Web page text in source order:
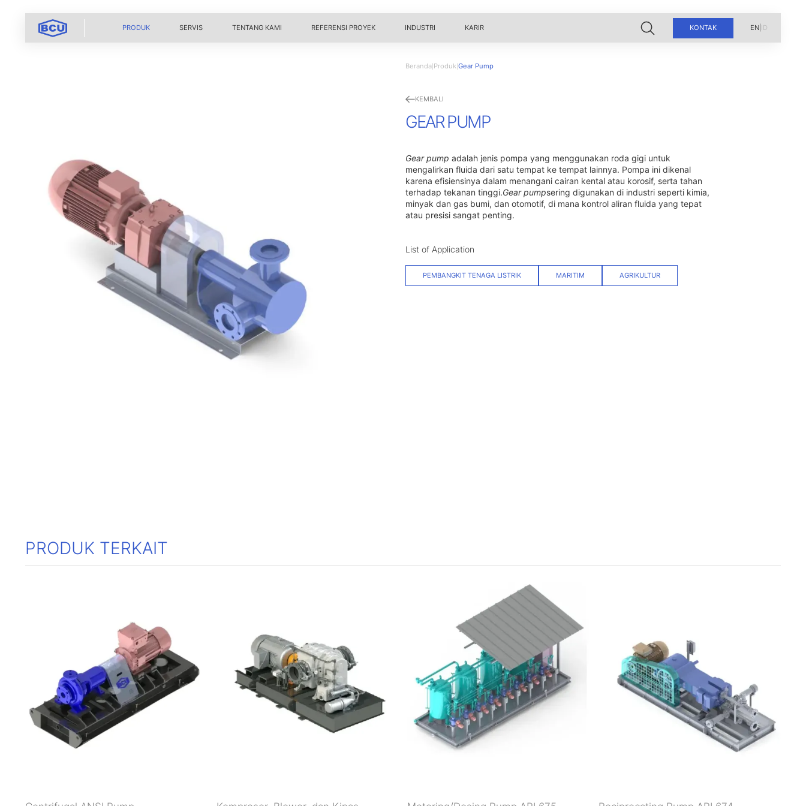
PRODUK SERVIS TENTANG KAMI REFERENSI PROYEK INDUSTRI KARIR KONTAK EN| ID
Beranda Produk |Gear Pump
KEMBALI
GEAR PUMP
Gear pumpadalah jenis pompa yang menggunakan roda gigi untuk
mengalirkan fluida dari satu tempat ke tempat lainnya. Pompa ini dikenal
karena efisiensinya dalam menangani cairan kental atau korosif, serta tahan
terhadap tekanan tinggi.Gear pumpsering digunakan di industri seperti kimia,
minyak dan gas bumi, dan otomotif, di mana kontrol aliran fluida yang tepat
atau presisi sangat penting.
List of Application
PEMBANGKIT TENAGA LISTRIK MARITIM AGRIKULTUR
PRODUK TERKAIT